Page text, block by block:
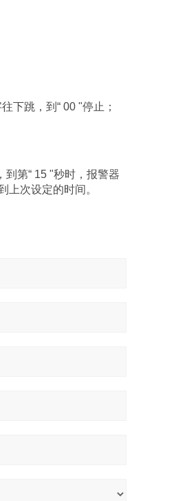
下跳，到“ 00 "停止；
第“ 15 "秒时，报警器
上次设定的时间。